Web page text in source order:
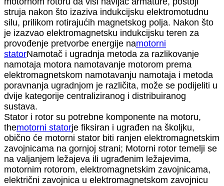
struja nakon što izaziva indukcijsku elektromotudnu
silu, prilikom rotirajućih magnetskog polja. Nakon što
je izazvao elektromagnetsku indukcijsku teren za
provođenje pretvorbe energije namotorni
statorNamotač i ugradnja metoda za razlikovanje
namotaja motora namotavanje motorom prema
elektromagnetskom namotavanju namotaja i metoda
poravnanja ugradnjom je različita, može se podijeliti u
dvije kategorije centraliziranog i distribuiranog
sustava.
Stator i rotor su potrebne komponente na motoru,
themotorni statorje fiksiran i ugrađen na školjku,
obično će motorni stator biti ranjen elektromagnetskim
zavojnicama na gornjoj strani; Motorni rotor temelji se
na valjanjem ležajeva ili ugrađenim ležajevima,
motornim rotorom, elektromagnetskim zavojnicama,
električni zavojnica u elektromagnetskom zavojnicu